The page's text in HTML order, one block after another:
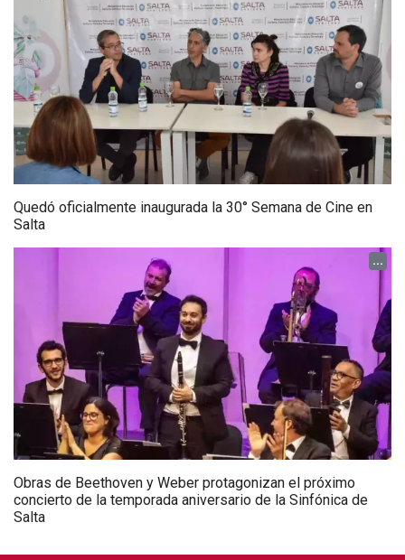
Quedó oficialmente inaugurada la 30° Semana de Cine en
Salta
...
Obras de Beethoven y Weber protagonizan el próximo
concierto de la temporada aniversario de la Sinfónica de
Salta